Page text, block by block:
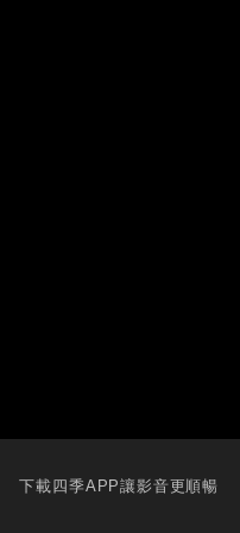
下載四季APP讓影音更順暢